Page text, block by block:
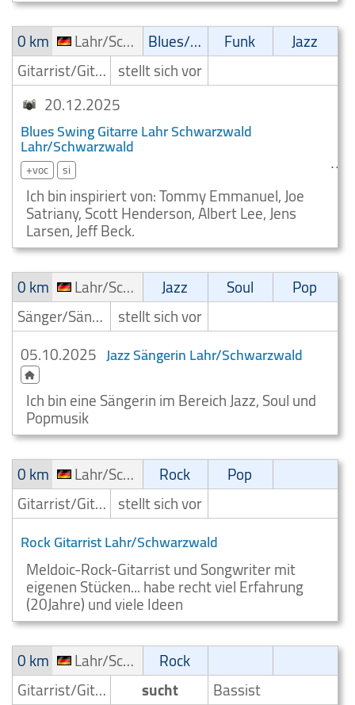
0 km
Lahr/Schwarzwald Blues/Swing Funk
Jazz
Gitarrist/Gitarrenspieler stellt sich vor
20.12.2025
Blues Swing Gitarre Lahr Schwarzwald
Lahr/Schwarzwald
+voc si
Ich bin inspiriert von: Tommy Emmanuel, Joe
Satriany, Scott Henderson, Albert Lee, Jens
Larsen, Jeff Beck.
0 km
Lahr/Schwarzwald Jazz Soul
Pop
Sänger/Sängerin stellt sich vor
05.10.2025 Jazz Sängerin Lahr/Schwarzwald
Ich bin eine Sängerin im Bereich Jazz, Soul und
Popmusik
0 km
Lahr/Schwarzwald Rock
Pop
Gitarrist/Gitarrenspieler stellt sich vor
Rock Gitarrist Lahr/Schwarzwald
Meldoic-Rock-Gitarrist und Songwriter mit
eigenen Stücken... habe recht viel Erfahrung
(20Jahre) und viele Ideen
0 km
Lahr/Schwarzwald
Rock
Gitarrist/Gitarrenspieler
sucht Bassist